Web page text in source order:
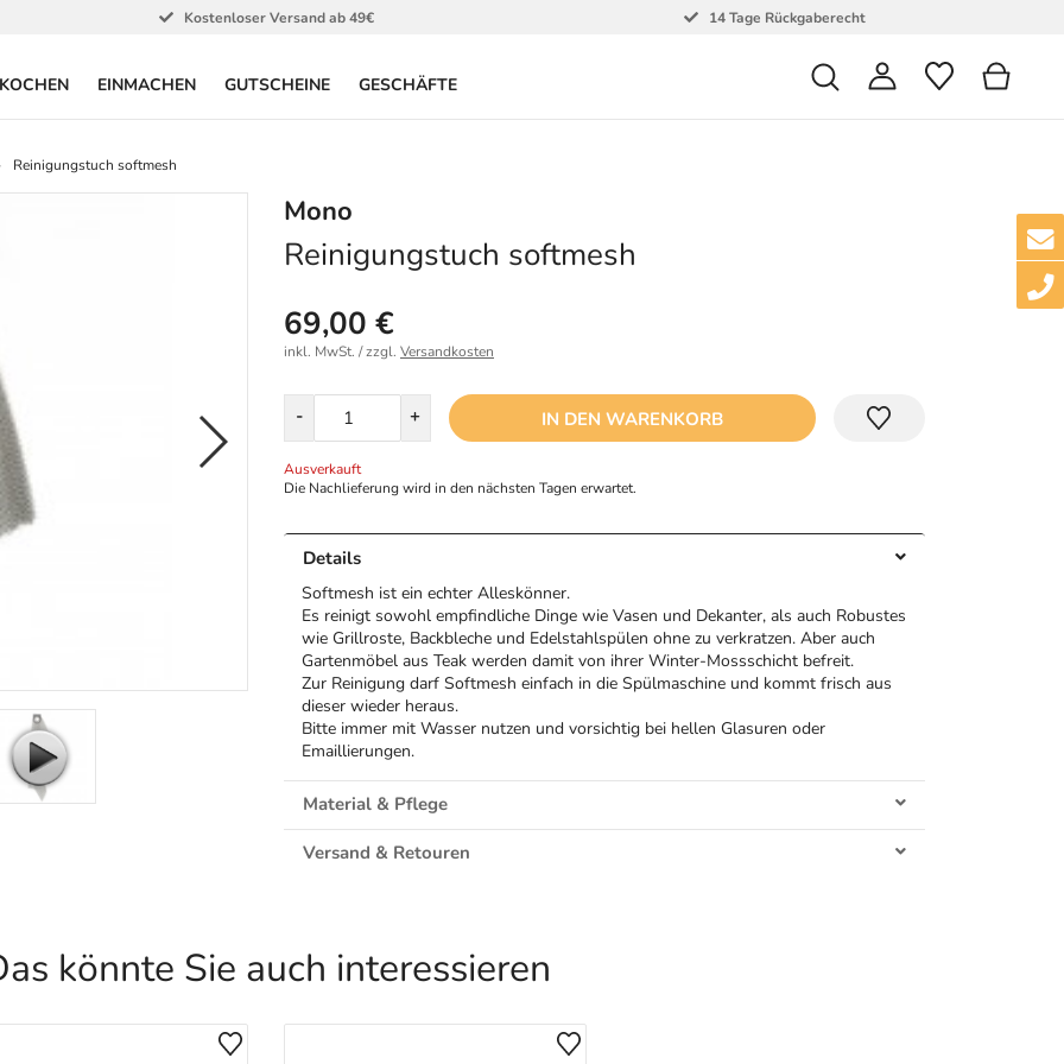
Kostenloser Versand ab 49€ 14 Tage Rückgaberecht
KOCHEN EINMACHEN GUTSCHEINE GESCHÄFTE
Reinigungstuch softmesh
Mono
Reinigungstuch softmesh
69,00 €
inkl. MwSt. / zzgl. Versandkosten
- + IN DEN WARENKORB
Ausverkauft
Die Nachlieferung wird in den nächsten Tagen erwartet.
Details
Softmesh ist ein echter Alleskönner.
Es reinigt sowohl empfindliche Dinge wie Vasen und Dekanter, als auch Robustes
wie Grillroste, Backbleche und Edelstahlspülen ohne zu verkratzen. Aber auch
Gartenmöbel aus Teak werden damit von ihrer Winter-Mossschicht befreit.
Zur Reinigung darf Softmesh einfach in die Spülmaschine und kommt frisch aus
dieser wieder heraus.
Bitte immer mit Wasser nutzen und vorsichtig bei hellen Glasuren oder
Emaillierungen.
Material & Pflege
Versand & Retouren
könnte Sie auch interessieren